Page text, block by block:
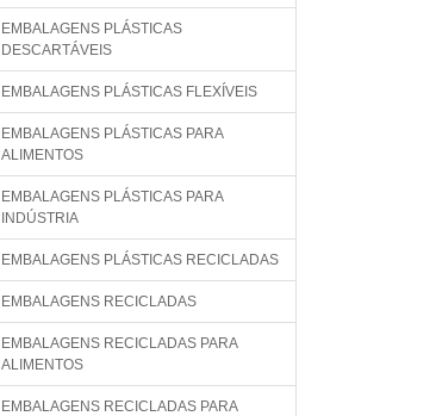
EMBALAGENS PLÁSTICAS
DESCARTÁVEIS
EMBALAGENS PLÁSTICAS FLEXÍVEIS
EMBALAGENS PLÁSTICAS PARA
ALIMENTOS
EMBALAGENS PLÁSTICAS PARA
INDÚSTRIA
EMBALAGENS PLÁSTICAS RECICLADAS
EMBALAGENS RECICLADAS
EMBALAGENS RECICLADAS PARA
ALIMENTOS
EMBALAGENS RECICLADAS PARA